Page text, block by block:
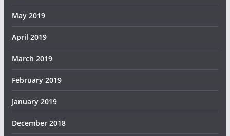
May 2019
April 2019
March 2019
February 2019
January 2019
December 2018